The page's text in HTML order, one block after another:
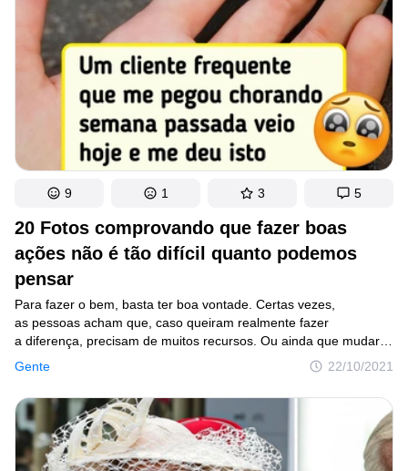
20 Fotos comprovando que fazer boas
ações não é tão difícil quanto podemos
pensar
Gente 22/10/2021
Para fazer o bem, basta ter boa vontade. Certas vezes,
as pessoas acham que, caso queiram realmente fazer
a diferença, precisam de muitos recursos. Ou ainda que mudar
pequenas atitudes não causará grandes resultados
na sociedade. Contudo, toda e qualquer melhoria começa
a partir de cada indivíduo, e aquele pequeno grão de areia que
colocamos pode acabar sendo de grande ajuda para o mundo.
9 1 3 5